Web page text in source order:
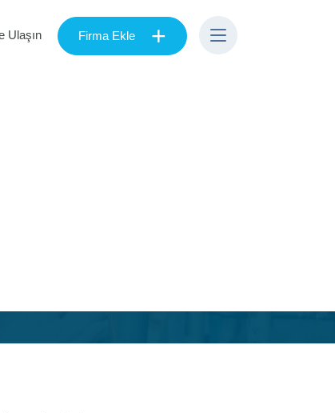
Ulaşın Firma Ekle +